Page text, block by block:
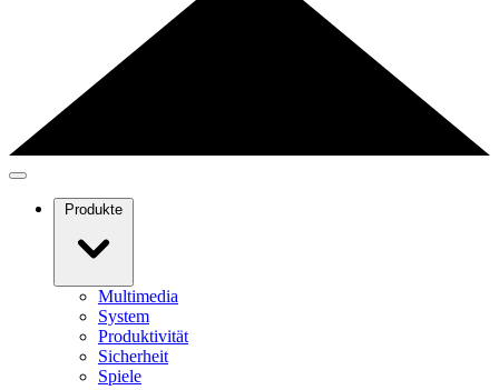
Produkte
Multimedia
System
Produktivität
Sicherheit
Spiele